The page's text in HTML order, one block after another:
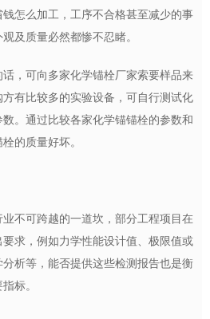
怎么加工，工序不合格甚至减少的事
及质量必然都惨不忍睹。
，可向多家化学锚栓厂家索要样品来
有比较多的实验设备，可自行测试化
。通过比较各家化学锚锚栓的参数和
的质量好坏。
不可跨越的一道坎，部分工程项目在
求，例如力学性能设计值、极限值或
析等，能否提供这些检测报告也是衡
标。